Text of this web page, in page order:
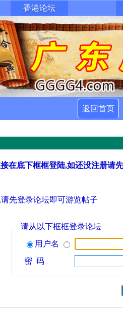
香港论坛
返回首页
在底下框框登陆,如还没注册请
先登录论坛即可游览帖子
请从以下框框登录论坛
用户名
密 码